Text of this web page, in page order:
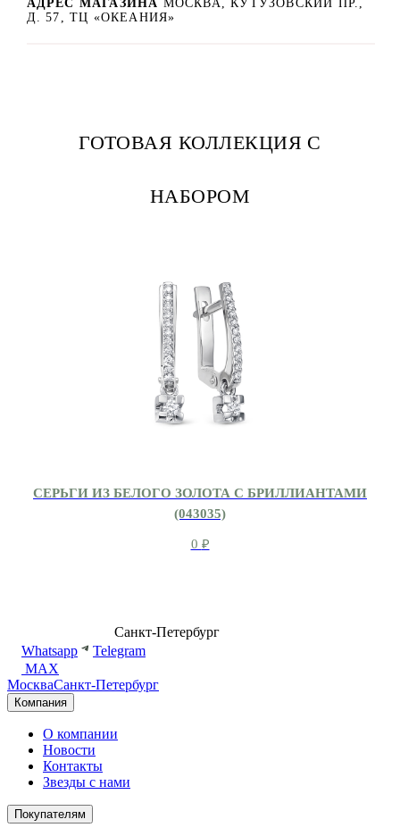
АДРЕС МАГАЗИНА МОСКВА, КУТУЗОВСКИЙ ПР.,
Д. 57, ТЦ «ОКЕАНИЯ»
ГОТОВАЯ КОЛЛЕКЦИЯ С
НАБОРОМ
СЕРЬГИ ИЗ БЕЛОГО ЗОЛОТА С БРИЛЛИАНТАМИ
(043035)
0 ₽
Санкт-Петербург
Whatsapp
Telegram
MAX
МоскваСанкт-Петербург
Компания
О компании
Новости
Контакты
Звезды с нами
Покупателям